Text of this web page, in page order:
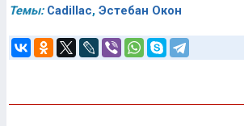
Темы: Cadillac, Эстебан Окон